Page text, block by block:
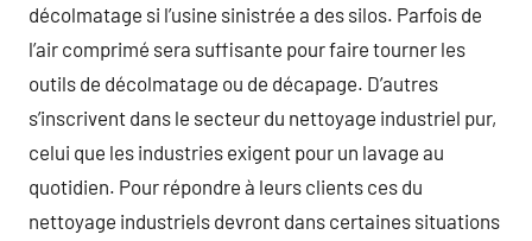
décolmatage si l’usine sinistrée a des silos. Parfois de
l’air comprimé sera suffisante pour faire tourner les
outils de décolmatage ou de décapage. D’autres
s’inscrivent dans le secteur du nettoyage industriel pur,
celui que les industries exigent pour un lavage au
quotidien. Pour répondre à leurs clients ces du
nettoyage industriels devront dans certaines situations